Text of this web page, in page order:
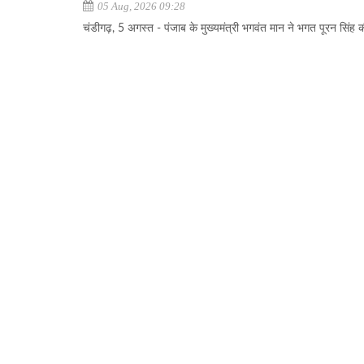
05 Aug, 2026 09:28
चंडीगढ़, 5 अगस्त - पंजाब के मुख्यमंत्री भगवंत मान ने भगत पूरन सिंह